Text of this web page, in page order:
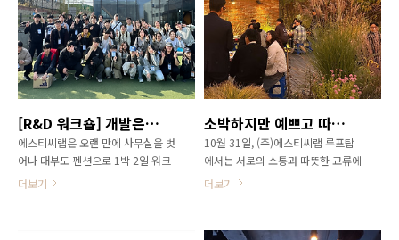
[R&D 워크숍] 개발은 결국 팀워크에서 나오는거죠!
에스티씨랩은 오랜 만에 사무실을 벗
어나 대부도 펜션으로 1박 2일 워크
숍을 진행했습니다. 점심 식사와 야
더보기
소박하지만 예쁘고 따뜻한 할로윈 루프탑 파티
10월 31일, (주)에스티씨랩 루프탑
에서는 서로의 소통과 따뜻한 교류에
초점을 둔 할로윈 파티가 열렸습니
노고를 격려하고, 함께 웃는 리프레
더보기